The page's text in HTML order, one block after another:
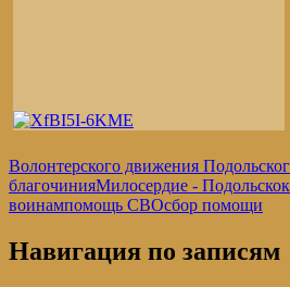
Волонтерского движения
благочинияМилосердие - Подольск
воинампомощь СВОсбор помощи
Навигация по записям